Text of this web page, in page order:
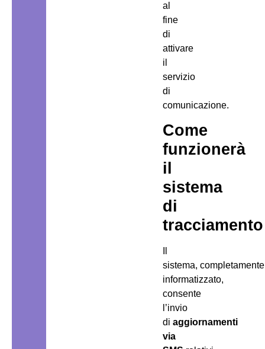
al
fine
di
attivare
il
servizio
di
comunicazione.
Come
funzionerà
il
sistema
di
tracciamento
sistema, completamente
informatizzato,
consente
l’invio
di aggiornamenti
via